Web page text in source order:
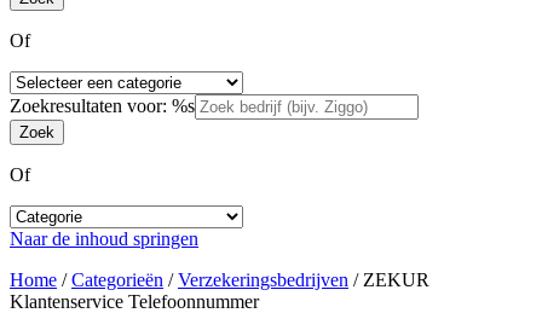
Of
Zoekresultaten voor: %s
Of
Naar de inhoud springen
Home /Categorieën /Verzekeringsbedrijven / ZEKUR
Klantenservice Telefoonnummer